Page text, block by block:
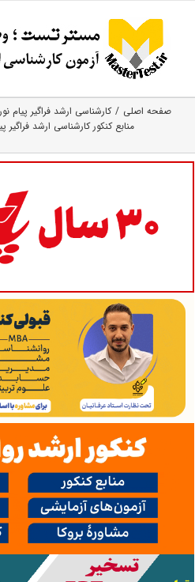
content
صفحه اصلی
کارشناسی ارشد فراگیر پیام نور
منابع کنکور کارشناسی ارشد